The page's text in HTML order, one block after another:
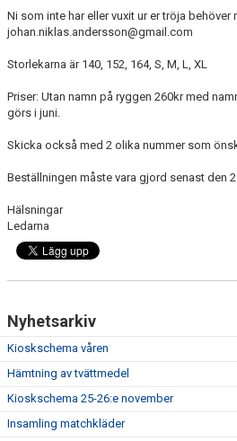
TRUPPEN
BILDGALLERI
DOKUMENT
KONTAKT
Ni som inte har eller vuxit ur er tröja
johan.niklas.andersson@gmail.com
Storlekarna är 140, 152, 164, S, M, L, XL
Priser: Utan namn på ryggen 260kr med
görs i juni.
Skicka också med 2 olika nummer som
Beställningen måste vara gjord senast den
Hälsningar
Ledarna
Nyhetsarkiv
Kioskschema våren
Hämtning av tvättmedel
Kioskschema 25-26:e november
Insamling matchkläder